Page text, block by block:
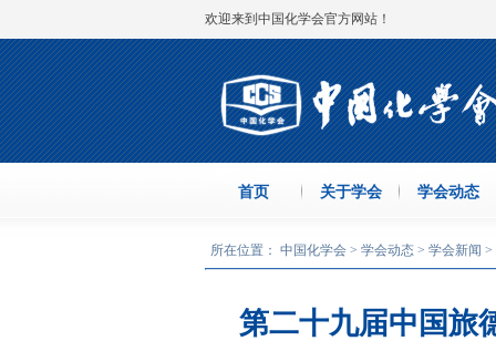
欢迎来到中国化学会官方网站！
首页 关于学会 学会动态
所在位置： 中国化学会 > 学会动态> 学会新闻 >
第二十九届中国旅